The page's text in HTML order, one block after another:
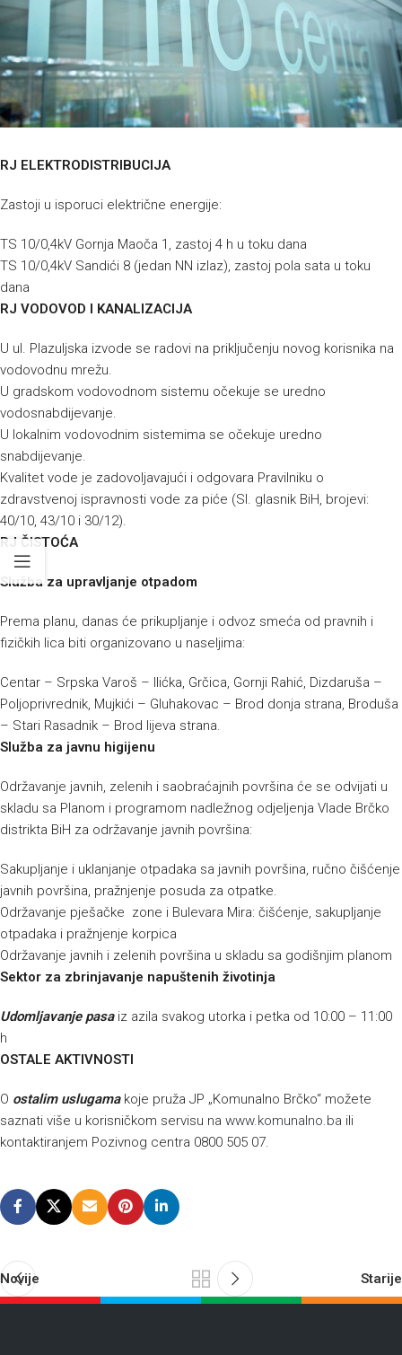
RJ ELEKTRODISTRIBUCIJA
Zastoji u isporuci električne energije:
TS 10/0,4kV Gornja Maoča 1, zastoj 4 h u toku dana
TS 10/0,4kV Sandići 8 (jedan NN izlaz), zastoj pola sata u toku
dana
RJ VODOVOD I KANALIZACIJA
U ul. Plazuljska izvode se radovi na priključenju novog korisnika na
vodovodnu mrežu.
U gradskom vodovodnom sistemu očekuje se uredno
vodosnabdijevanje.
U lokalnim vodovodnim sistemima se očekuje uredno
snabdijevanje.
Kvalitet vode je zadovoljavajući i odgovara Pravilniku o
zdravstvenoj ispravnosti vode za piće (Sl. glasnik BiH, brojevi:
40/10, 43/10 i 30/12).
RJ ČISTOĆA
Služba za upravljanje otpadom
Prema planu, danas će prikupljanje i odvoz smeća od pravnih i
fizičkih lica biti organizovano u naseljima:
Centar – Srpska Varoš – Ilićka, Grčica, Gornji Rahić, Dizdaruša –
Poljoprivrednik, Mujkići – Gluhakovac – Brod donja strana, Broduša
– Stari Rasadnik – Brod lijeva strana.
Služba za javnu higijenu
Održavanje javnih, zelenih i saobraćajnih površina će se odvijati u
skladu sa Planom i programom nadležnog odjeljenja Vlade Brčko
distrikta BiH za održavanje javnih površina:
Sakupljanje i uklanjanje otpadaka sa javnih površina, ručno čišćenje
javnih površina, pražnjenje posuda za otpatke.
Održavanje pješačke zone i Bulevara Mira: čišćenje, sakupljanje
otpadaka i pražnjenje korpica
Održavanje javnih i zelenih površina u skladu sa godišnjim planom
Sektor za zbrinjavanje napuštenih životinja
Udomljavanje pasaiz azila svakog utorka i petka od 10:00 – 11:00
h
OSTALE AKTIVNOSTI
O ostalim uslugamakoje pruža JP „Komunalno Brčko“ možete
saznati više u korisničkom servisu na www.komunalno.ba ili
kontaktiranjem Pozivnog centra 0800 505 07.
Novije Starije